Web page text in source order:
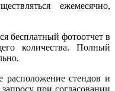
ежемесячно,
бесплатный фотоотчет в
количества. Полный
расположение стендов и
при согласовании